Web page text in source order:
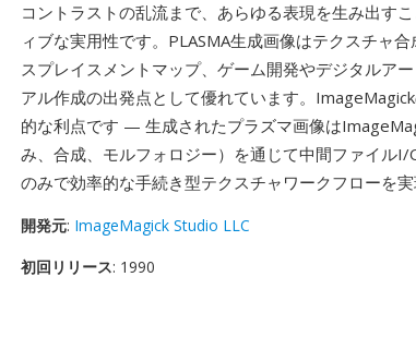
コントラストの乱流まで、あらゆる表現を生み出す
ィブな実用性です。PLASMA生成画像はテクスチャ
スプレイスメントマップ、ゲーム開発やデジタルア
アル作成の出発点として優れています。
的な利点です — 生成されたプラズマ画像は
み、合成、モルフォロジー）を通じて中間ファイル
のみで効率的な手続き型テクスチャワークフローを実
開発元: ImageMagick Studio LLC
初回リリース: 1990